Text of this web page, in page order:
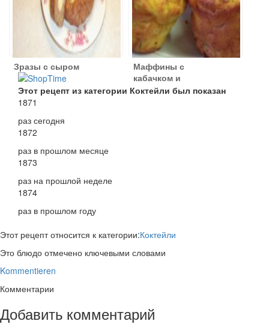
Зразы с сыром
Маффины с
кабачком и
сыром
Этот рецепт из категории Коктейли был показан
1871
раз сегодня
1872
раз в прошлом месяце
1873
раз на прошлой неделе
1874
раз в прошлом году
Этот рецепт относится к категории:Коктейли
Это блюдо отмечено ключевыми словами
Kommentieren
Комментарии
Добавить комментарий